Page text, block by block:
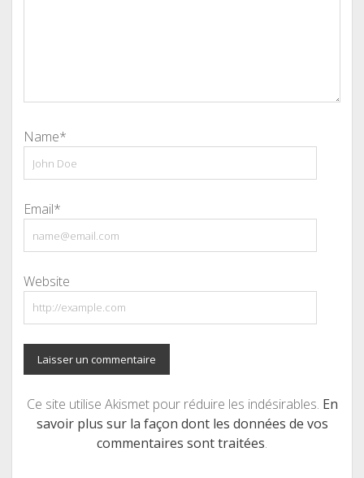
Name*
Email*
Website
Ce site utilise Akismet pour réduire les indésirables. En
savoir plus sur la façon dont les données de vos
commentaires sont traitées.